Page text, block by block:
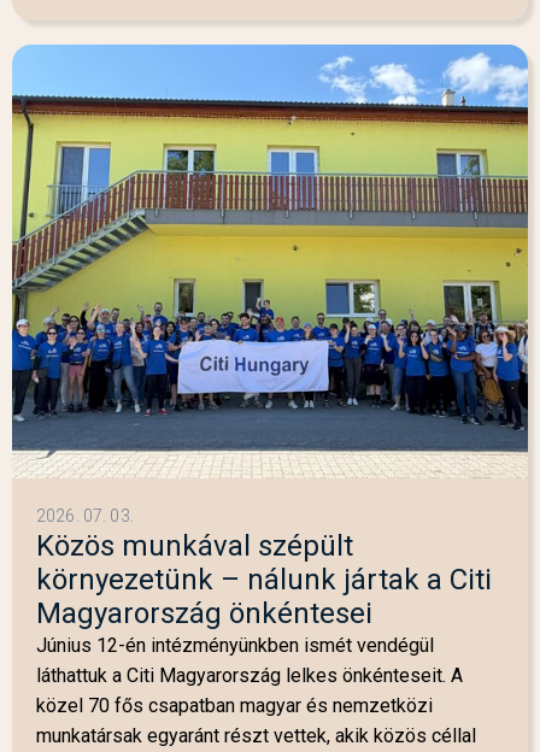
2026. 07. 03.
Közös munkával szépült
környezetünk – nálunk jártak a Citi
Magyarország önkéntesei
Június 12-én intézményünkben ismét vendégül
láthattuk a Citi Magyarország lelkes önkénteseit. A
közel 70 fős csapatban magyar és nemzetközi
munkatársak egyaránt részt vettek, akik közös céllal